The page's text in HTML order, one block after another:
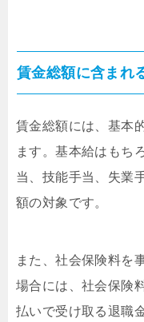
賃金総額に含まれ
賃金総額には、基本
ます。基本給はもち
当、技能手当、失業
額の対象です。
また、社会保険料を
場合には、社会保険
払いで受け取る退職